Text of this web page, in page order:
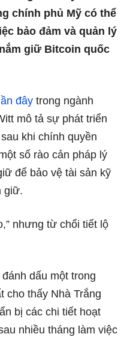
chính phủ Mỹ có thể
bảo đảm và quản lý
giữ Bitcoin quốc
đây trong ngành
mô tả sự phát triển
khi chính quyền
số rào cản pháp lý
để bảo vệ tài sản kỹ
giữ.
nhưng từ chối tiết lộ
dấu một trong
cho thấy Nhà Trắng
bị các chi tiết hoạt
nhiều tháng làm việc